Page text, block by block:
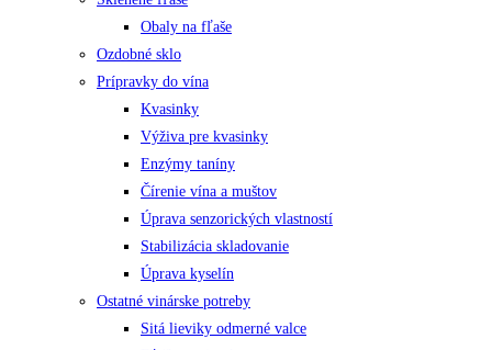
Obaly na fľaše
Ozdobné sklo
Prípravky do vína
Kvasinky
Výživa pre kvasinky
Enzýmy taníny
Čírenie vína a muštov
Úprava senzorických vlastností
Stabilizácia skladovanie
Úprava kyselín
Ostatné vinárske potreby
Sitá lieviky odmerné valce